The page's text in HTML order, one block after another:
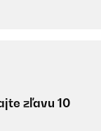
zľavu 10